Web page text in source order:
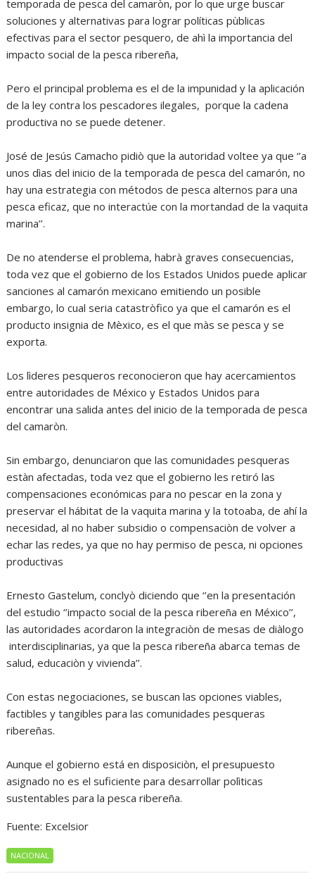
temporada de pesca del camaròn, por lo que urge buscar
soluciones y alternativas para lograr políticas pùblicas
efectivas para el sector pesquero, de ahì la importancia del
impacto social de la pesca ribereña,
Pero el principal problema es el de la impunidad y la aplicación
de la ley contra los pescadores ilegales, porque la cadena
productiva no se puede detener.
José de Jesús Camacho pidiò que la autoridad voltee ya que ‘’a
unos dìas del inicio de la temporada de pesca del camarón, no
hay una estrategia con métodos de pesca alternos para una
pesca eficaz, que no interactúe con la mortandad de la vaquita
marina’’.
De no atenderse el problema, habrà graves consecuencias,
toda vez que el gobierno de los Estados Unidos puede aplicar
sanciones al camarón mexicano emitiendo un posible
embargo, lo cual seria catastròfico ya que el camarón es el
producto insignia de Mèxico, es el que màs se pesca y se
exporta.
Los lìderes pesqueros reconocieron que hay acercamientos
entre autoridades de México y Estados Unidos para
encontrar una salida antes del inicio de la temporada de pesca
del camaròn.
Sin embargo, denunciaron que las comunidades pesqueras
estàn afectadas, toda vez que el gobierno les retiró las
compensaciones económicas para no pescar en la zona y
preservar el hábitat de la vaquita marina y la totoaba, de ahí la
necesidad, al no haber subsidio o compensaciòn de volver a
echar las redes, ya que no hay permiso de pesca, ni opciones
productivas
Ernesto Gastelum, conclyò diciendo que ‘’en la presentación
del estudio ‘’impacto social de la pesca ribereña en México’’,
las autoridades acordaron la integraciòn de mesas de diàlogo
interdisciplinarias, ya que la pesca ribereña abarca temas de
salud, educaciòn y vivienda’’.
Con estas negociaciones, se buscan las opciones viables,
factibles y tangibles para las comunidades pesqueras
ribereñas.
Aunque el gobierno está en disposiciòn, el presupuesto
asignado no es el suficiente para desarrollar polìticas
sustentables para la pesca ribereña.
Fuente: Excelsior
NACIONAL